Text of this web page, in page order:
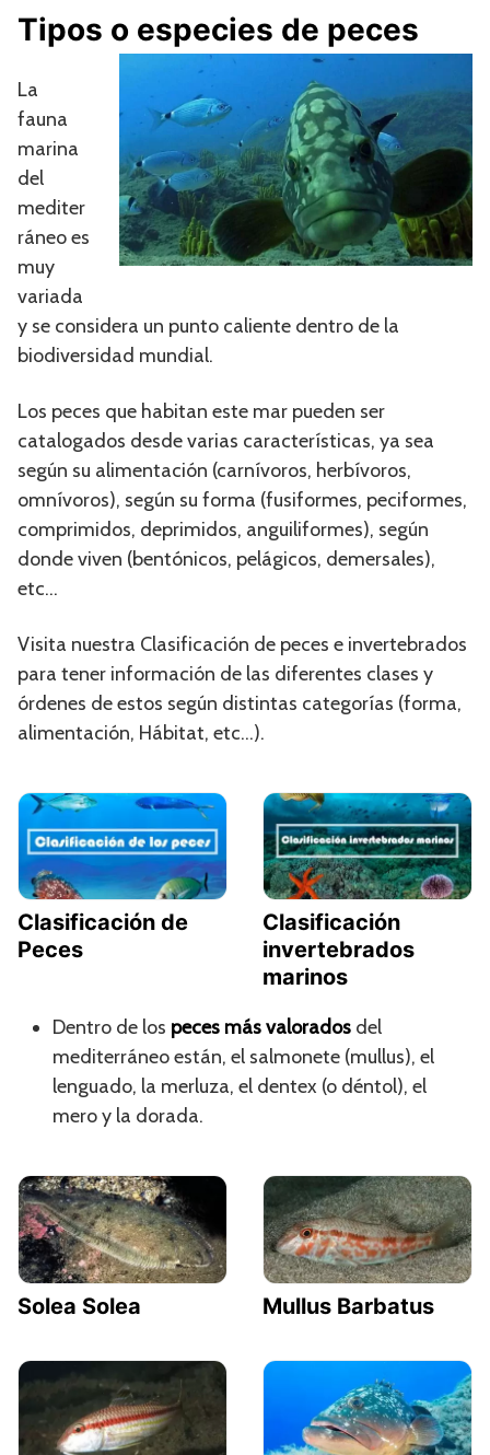
Tipos o especies de peces
La
fauna
marina
del
mediter
ráneo es
muy
variada
y se considera un punto caliente dentro de la
biodiversidad mundial.
Los peces que habitan este mar pueden ser
catalogados desde varias características, ya sea
según su alimentación (carnívoros, herbívoros,
omnívoros), según su forma (fusiformes, peciformes,
comprimidos, deprimidos, anguiliformes), según
donde viven (bentónicos, pelágicos, demersales),
etc…
Visita nuestra Clasificación de peces e invertebrados
para tener información de las diferentes clases y
órdenes de estos según distintas categorías (forma,
alimentación, Hábitat, etc…).
Clasificación de
Peces
Clasificación
invertebrados
marinos
Dentro de los peces más valorados del
mediterráneo están, el salmonete (mullus), el
lenguado, la merluza, el dentex (o déntol), el
mero y la dorada.
Solea Solea Mullus Barbatus